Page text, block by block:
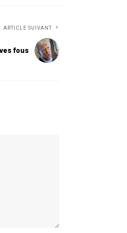
ARTICLE SUIVANT
fous